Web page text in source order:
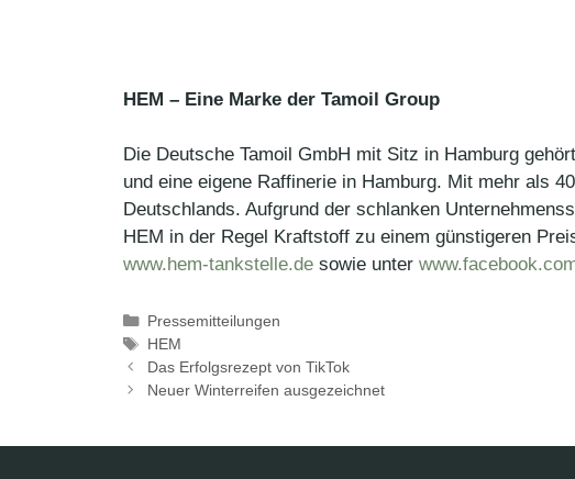
HEM – Eine Marke der Tamoil Group
Die Deutsche Tamoil GmbH mit Sitz in Hamburg
und eine eigene Raffinerie in Hamburg. Mit mehr als
Deutschlands. Aufgrund der schlanken
HEM in der Regel Kraftstoff zu einem günstigeren
www.hem-tankstelle.de sowie unter
Kategorien
Pressemitteilungen
Schlagwörter
HEM
Das Erfolgsrezept von TikTok
Neuer Winterreifen ausgezeichnet